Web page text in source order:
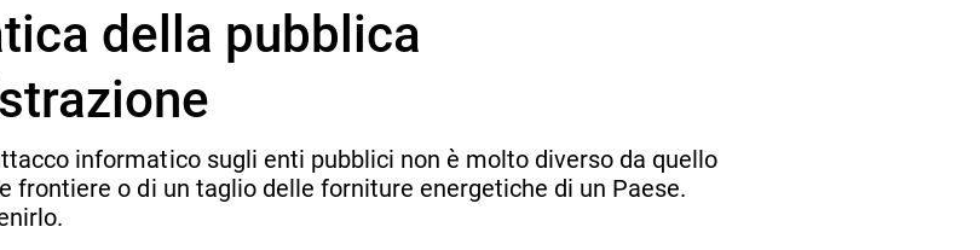
della pubblica
informatico sugli enti pubblici non è molto diverso da quello
frontiere o di un taglio delle forniture energetiche di un Paese.